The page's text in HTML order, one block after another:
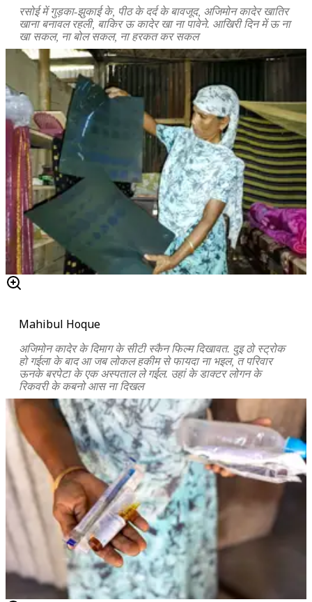
रसोई में गुड़का-झुकाई के, पीठ के दर्द के बावजूद, अजिमोन कादेर खातिर
खाना बनावल रहली, बाकिर ऊ कादेर खा ना पावेने. आखिरी दिन में ऊ ना
खा सकल, ना बोल सकल, ना हरकत कर सकल
Mahibul Hoque
अजिमोन कादेर के दिमाग के सीटी स्कैन फिल्म दिखावत. दुइ ठो स्ट्रोक
हो गईला के बाद आ जब लोकल हकीम से फायदा ना भइल, त परिवार
ऊनके बरपेटा के एक अस्पताल ले गईल. उहां के डाक्टर लोगन के
रिकवरी के कबनो आस ना दिखल